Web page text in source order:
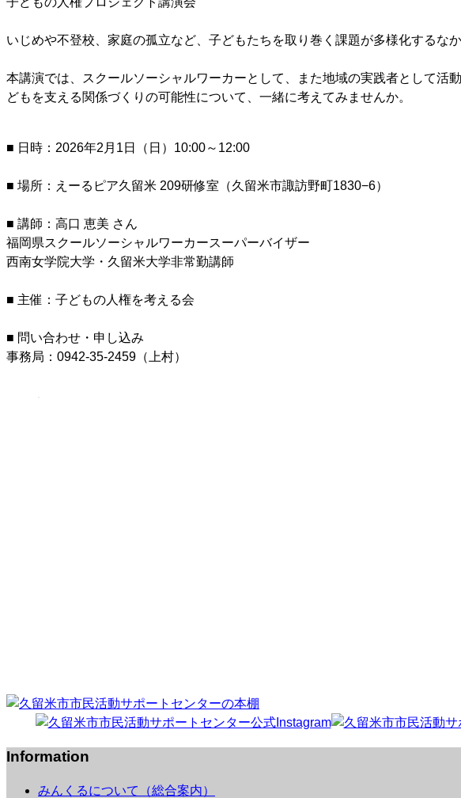
いじめや不登校、家庭の孤立など、子どもたちを取り巻く課題が多様化するな
本講演では、スクールソーシャルワーカーとして、また地域の実践者として
どもを支える関係づくりの可能性について、一緒に考えてみませんか。
■ 日時：2026年2月1日（日）10:00～12:00
■ 場所：えーるピア久留米 209研修室（久留米市諏訪野町1830−6）
■ 講師：高口 恵美 さん
福岡県スクールソーシャルワーカースーパーバイザー
西南女学院大学・久留米大学非常勤講師
■ 主催：子どもの人権を考える会
■ 問い合わせ・申し込み
事務局：0942-35-2459（上村）
Information
みんくるについて（総合案内）